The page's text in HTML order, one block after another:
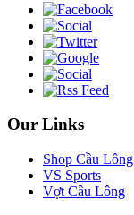
Our Links
Shop Cầu Lông
VS Sports
Vợt Cầu Lông